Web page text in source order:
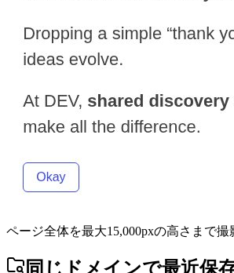
ページ全体を最大15,000pxの高さまで
同じドメインで最近保